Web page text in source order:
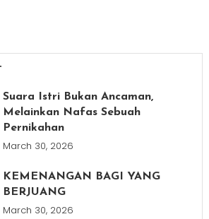
Suara Istri Bukan Ancaman,
Melainkan Nafas Sebuah
Pernikahan
March 30, 2026
KEMENANGAN BAGI YANG
BERJUANG
March 30, 2026